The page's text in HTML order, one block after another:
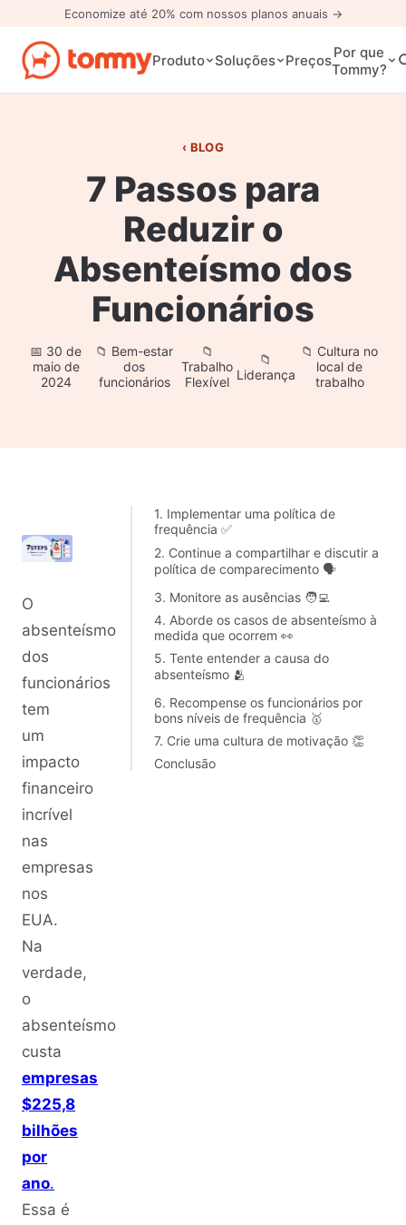
Economize até 20% com nossos planos anuais →
Produto Soluções PreçosPor que
Tommy?
BLOG
7 Passos para
Reduzir o
Absenteísmo dos
Funcionários
30 de
maio de
2024
Bem-estar
dos
funcionários
Trabalho
Flexível Liderança
Cultura no
local de
trabalho
O
absenteísmo
dos
funcionários
tem
um
impacto
financeiro
incrível
nas
empresas
nos
EUA.
Na
verdade,
o
absenteísmo
custa
empresas
$225,8
bilhões
por
ano.
Essa é
1. Implementar uma política de
frequência ✅
2. Continue a compartilhar e discutir a
política de comparecimento 🗣️
3. Monitore as ausências 🧑‍💻
4. Aborde os casos de absenteísmo à
medida que ocorrem 👀
5. Tente entender a causa do
absenteísmo 🫂
6. Recompense os funcionários por
bons níveis de frequência 🥇
7. Crie uma cultura de motivação 👏
Conclusão